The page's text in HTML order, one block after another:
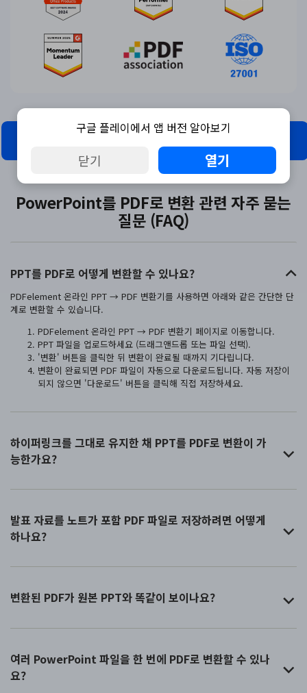
PUB를 PDF로 변환
PowerPoint를 PDF로 변환 관련 자주 묻는
질문 (FAQ)
PPT를 PDF로 어떻게 변환할 수 있나요?
PDFelement 온라인 PPT → PDF 변환기를 사용하면 아래와 같은 간단한 단
계로 변환할 수 있습니다.
PDFelement 온라인 PPT → PDF 변환기 페이지로 이동합니다.
PPT 파일을 업로드하세요 (드래그앤드롭 또는 파일 선택).
'변환' 버튼을 클릭한 뒤 변환이 완료될 때까지 기다립니다.
변환이 완료되면 PDF 파일이 자동으로 다운로드됩니다. 자동 저장이
되지 않으면 '다운로드' 버튼을 클릭해 직접 저장하세요.
하이퍼링크를 그대로 유지한 채 PPT를 PDF로 변환이 가
능한가요?
발표 자료를 노트가 포함 PDF 파일로 저장하려면 어떻게
하나요?
변환된 PDF가 원본 PPT와 똑같이 보이나요?
여러 PowerPoint 파일을 한 번에 PDF로 변환할 수 있나
요?
구글 플레이에서 앱 버전 알아보기
닫기 열기